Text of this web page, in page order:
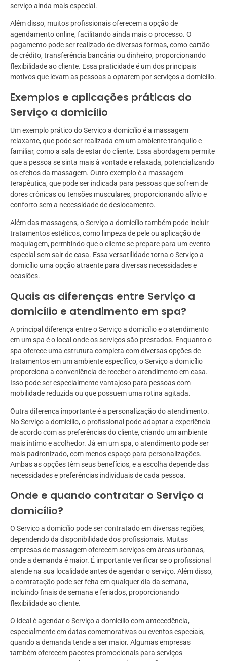
serviço ainda mais especial.
Além disso, muitos profissionais oferecem a opção de
agendamento online, facilitando ainda mais o processo. O
pagamento pode ser realizado de diversas formas, como cartão
de crédito, transferência bancária ou dinheiro, proporcionando
flexibilidade ao cliente. Essa praticidade é um dos principais
motivos que levam as pessoas a optarem por serviços a domicílio.
Exemplos e aplicações práticas do
Serviço a domicílio
Um exemplo prático do Serviço a domicílio é a massagem
relaxante, que pode ser realizada em um ambiente tranquilo e
familiar, como a sala de estar do cliente. Essa abordagem permite
que a pessoa se sinta mais à vontade e relaxada, potencializando
os efeitos da massagem. Outro exemplo é a massagem
terapêutica, que pode ser indicada para pessoas que sofrem de
dores crônicas ou tensões musculares, proporcionando alívio e
conforto sem a necessidade de deslocamento.
Além das massagens, o Serviço a domicílio também pode incluir
tratamentos estéticos, como limpeza de pele ou aplicação de
maquiagem, permitindo que o cliente se prepare para um evento
especial sem sair de casa. Essa versatilidade torna o Serviço a
domicílio uma opção atraente para diversas necessidades e
ocasiões.
Quais as diferenças entre Serviço a
domicílio e atendimento em spa?
A principal diferença entre o Serviço a domicílio e o atendimento
em um spa é o local onde os serviços são prestados. Enquanto o
spa oferece uma estrutura completa com diversas opções de
tratamentos em um ambiente específico, o Serviço a domicílio
proporciona a conveniência de receber o atendimento em casa.
Isso pode ser especialmente vantajoso para pessoas com
mobilidade reduzida ou que possuem uma rotina agitada.
Outra diferença importante é a personalização do atendimento.
No Serviço a domicílio, o profissional pode adaptar a experiência
de acordo com as preferências do cliente, criando um ambiente
mais íntimo e acolhedor. Já em um spa, o atendimento pode ser
mais padronizado, com menos espaço para personalizações.
Ambas as opções têm seus benefícios, e a escolha depende das
necessidades e preferências individuais de cada pessoa.
Onde e quando contratar o Serviço a
domicílio?
O Serviço a domicílio pode ser contratado em diversas regiões,
dependendo da disponibilidade dos profissionais. Muitas
empresas de massagem oferecem serviços em áreas urbanas,
onde a demanda é maior. É importante verificar se o profissional
atende na sua localidade antes de agendar o serviço. Além disso,
a contratação pode ser feita em qualquer dia da semana,
incluindo finais de semana e feriados, proporcionando
flexibilidade ao cliente.
O ideal é agendar o Serviço a domicílio com antecedência,
especialmente em datas comemorativas ou eventos especiais,
quando a demanda tende a ser maior. Algumas empresas
também oferecem pacotes promocionais para serviços